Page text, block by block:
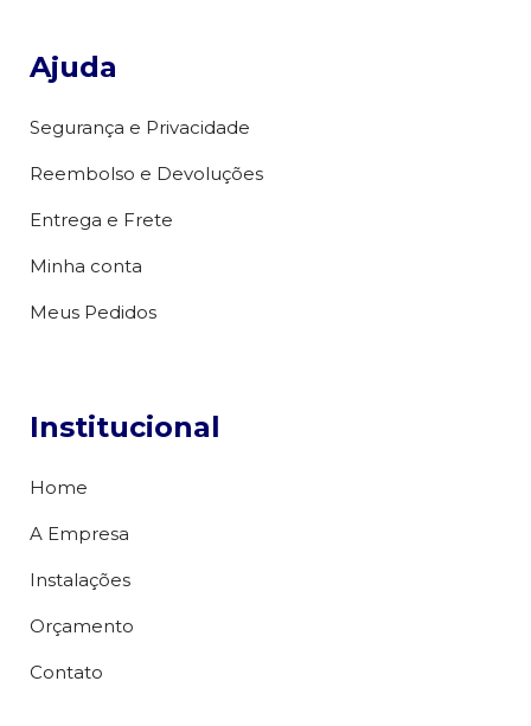
Ajuda
Segurança e Privacidade
Reembolso e Devoluções
Entrega e Frete
Minha conta
Meus Pedidos
Institucional
Home
A Empresa
Instalações
Orçamento
Contato